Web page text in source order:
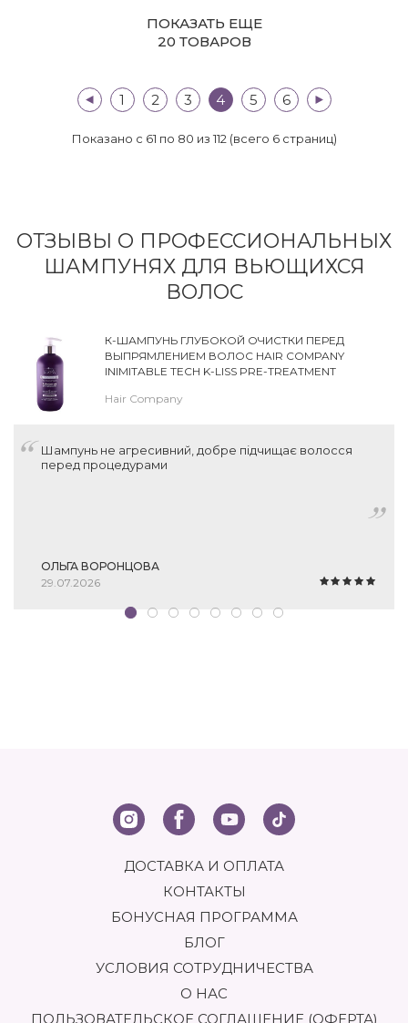
ПОКАЗАТЬ ЕЩЕ
20 ТОВАРОВ
|< 1 2 3 4 5 6 >|
Показано с 61 по 80 из 112 (всего 6 страниц)
ОТЗЫВЫ О ПРОФЕССИОНАЛЬНЫХ
ШАМПУНЯХ ДЛЯ ВЬЮЩИХСЯ
ВОЛОС
К-ШАМПУНЬ ГЛУБОКОЙ ОЧИСТКИ ПЕРЕД
ВЫПРЯМЛЕНИЕМ ВОЛОС HAIR COMPANY
INIMITABLE TECH K-LISS PRE-TREATMENT
Hair Company
Шампунь не агресивний, добре підчищає волосся
перед процедурами
ОЛЬГА ВОРОНЦОВА
29.07.2026
ДОСТАВКА И ОПЛАТА
КОНТАКТЫ
БОНУСНАЯ ПРОГРАММА
БЛОГ
УСЛОВИЯ СОТРУДНИЧЕСТВА
О НАС
ПОЛЬЗОВАТЕЛЬСКОЕ СОГЛАШЕНИЕ (ОФЕРТА)